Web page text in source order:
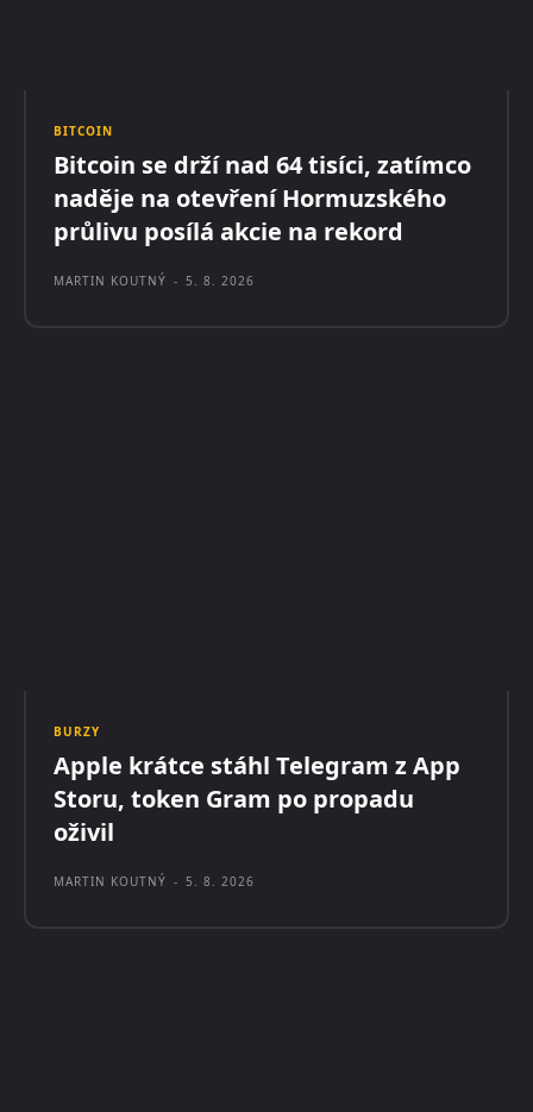
BITCOIN
Bitcoin se drží nad 64 tisíci, zatímco
naděje na otevření Hormuzského
průlivu posílá akcie na rekord
MARTIN KOUTNÝ - 5. 8. 2026
BURZY
Apple krátce stáhl Telegram z App
Storu, token Gram po propadu
oživil
MARTIN KOUTNÝ - 5. 8. 2026